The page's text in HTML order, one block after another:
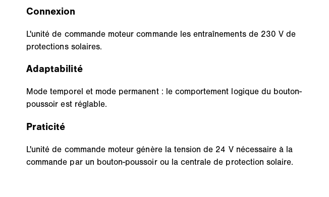
Connexion
L'unité de commande moteur commande les entraînements de 230 V de
protections solaires.
Adaptabilité
Mode temporel et mode permanent : le comportement logique du bouton-
poussoir est réglable.
Praticité
L'unité de commande moteur génère la tension de 24 V nécessaire à la
commande par un bouton-poussoir ou la centrale de protection solaire.